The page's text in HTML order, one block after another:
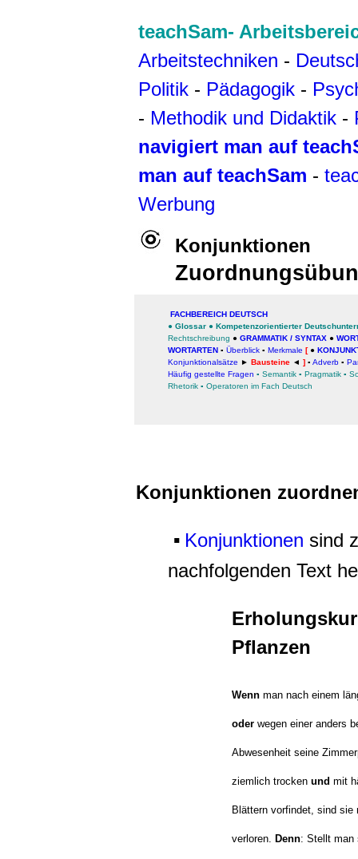
teachSam-
Arbeitstechniken -
Politik - Pädagogik -
- Methodik und Didaktik -
navigiert man auf
man auf teachSam -
Werbung
Konjunktionen
FACHBEREICH DEUTSCH
● Glossar ● Kompetenzorientierter
Rechtschreibung ● GRAMMATIK / SYNTAX ●
WORTARTEN ▪ Überblick ▪ Merkmale [●
Konjunktionalsätze ► Bausteine ◄ ] ▪ Adverb ▪
Häufig gestellte Fragen ▪ Semantik ▪ Pragmatik ▪
Rhetorik ▪ Operatoren im Fach Deutsch
Konjunktionen
▪ Konjunktionen sind
nachfolgenden Text
Pflanzen
Wenn man nach einem
oder wegen einer anders
Abwesenheit seine
ziemlich trocken und mit
Blättern vorfindet, sind sie
verloren. Denn: Stellt man